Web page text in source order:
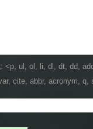
<p, ul, ol, li, dl, dt, dd,
cite, abbr, acronym,